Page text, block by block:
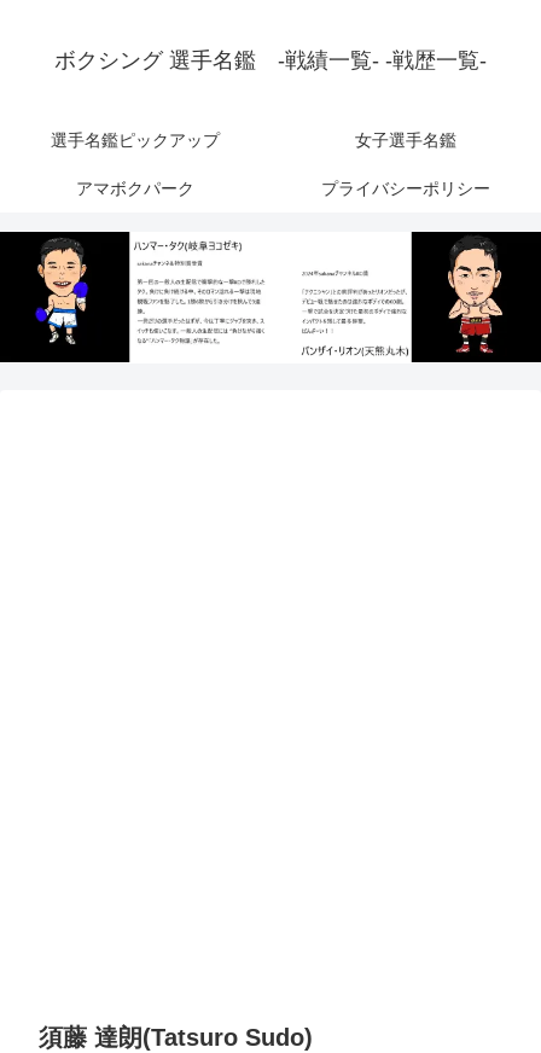
ボクシング 選手名鑑 -戦績一覧- -戦歴一覧-
選手名鑑ピックアップ 女子選手名鑑
アマボクパーク プライバシーポリシー
須藤 達朗(Tatsuro Sudo)